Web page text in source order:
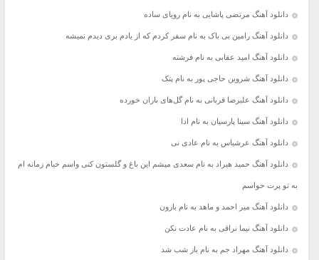
دانلود آهنگ مرتضی پاشایی به نام رویای ساده
دانلود آهنگ رامین بی باک به نام سفر کردم که از یادم بری دیدم نمیشه
دانلود آهنگ امید عقابی به نام فرشته
دانلود آهنگ شروین حاجی پور به نام پتک
دانلود آهنگ علیرضا قربانی به نام گل‌های باران خورده
دانلود آهنگ سینا پارسیان به نام ادا
دانلود آهنگ عرشیاس به نام عادی نی
دانلود آهنگ حمید هیراد به نام سعدی میشم این باغ و گلستون کنی واسم خیام زمانه ام
به تو پرت حواسم
دانلود آهنگ میر احمد و ماهد به نام بارون
دانلود آهنگ نیما نراقی به نام عادت نکن
دانلود آهنگ مهراد جم به نام باز شب شد